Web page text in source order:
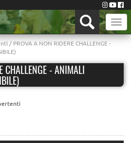
Toggle
/ PROVA A NON RIDERE CHALLENGE -
CHALLENGE - ANIMALI